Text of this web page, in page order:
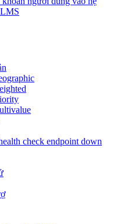
check endpoint down